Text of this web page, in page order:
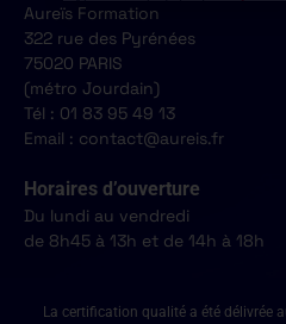
Aureïs Formation
322 rue des Pyrénées
75020 PARIS
(métro Jourdain)
Tél : 01 83 95 49 13
Email : contact@aureis.fr
Horaires d’ouverture
Du lundi au vendredi
de 8h45 à 13h et de 14h à 18h
La certification qualité a été délivrée